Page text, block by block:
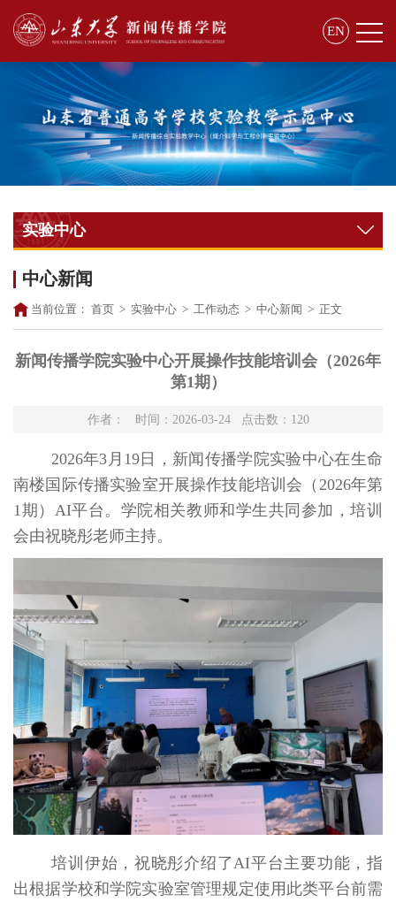
EN
实验中心
中心新闻
当前位置： 首页 > 实验中心 > 工作动态 > 中心新闻 > 正文
新闻传播学院实验中心开展操作技能培训会（2026年
第1期）
作者： 时间：2026-03-24 点击数： 120
2026年3月19日，新闻传播学院实验中心在生命
南楼国际传播实验室开展操作技能培训会（2026年第
1期）AI平台。学院相关教师和学生共同参加，培训
会由祝晓彤老师主持。
培训伊始，祝晓彤介绍了AI平台主要功能，指
出根据学校和学院实验室管理规定使用此类平台前需